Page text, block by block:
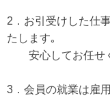
2．お引受けした仕
たします｡
安心してお任せ
3．会員の就業は雇